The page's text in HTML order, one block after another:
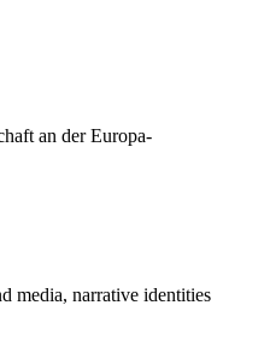
an der Europa-
media, narrative identities